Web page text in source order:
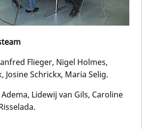
Flieger, Nigel Holmes,
Josine Schrickx, Maria Selig.
Lidewij van Gils, Caroline